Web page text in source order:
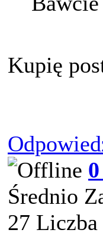
Kupię
Średnio
27 Liczba